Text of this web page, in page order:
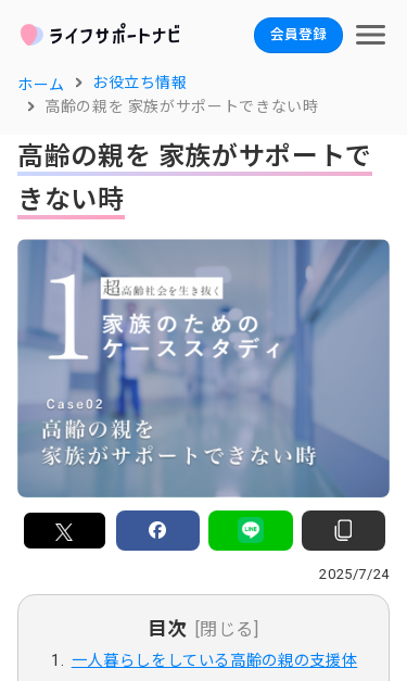
会員登録
ホーム
お役立ち情報
高齢の親を 家族がサポートできない時
高齢の親を 家族がサポートで
きない時
2025/7/24
目次 [閉じる]
一人暮らしをしている高齢の親の支援体